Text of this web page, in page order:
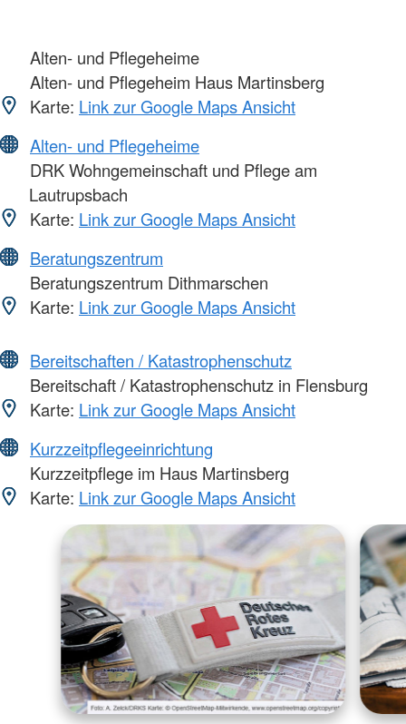
Alten- und Pflegeheime
Alten- und Pflegeheim Haus Martinsberg
Karte: Link zur Google Maps Ansicht
Alten- und Pflegeheime
DRK Wohngemeinschaft und Pflege am
Lautrupsbach
Karte: Link zur Google Maps Ansicht
Beratungszentrum
Beratungszentrum Dithmarschen
Karte: Link zur Google Maps Ansicht
Bereitschaften / Katastrophenschutz
Bereitschaft / Katastrophenschutz in Flensburg
Karte: Link zur Google Maps Ansicht
Kurzzeitpflegeeinrichtung
Kurzzeitpflege im Haus Martinsberg
Karte: Link zur Google Maps Ansicht